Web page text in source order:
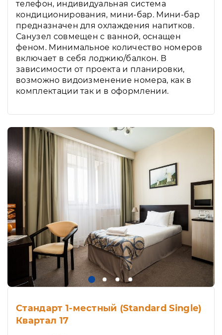
телефон, индивидуальная система
кондиционирования, мини-бар. Мини-бар
предназначен для охлаждения напитков.
Санузел совмещен с ванной, оснащен
феном. Минимальное количество номеров
включает в себя лоджию/балкон. В
зависимости от проекта и планировки,
возможно видоизменение номера, как в
комплектации так и в оформлении.
Стандарт 1-местный (Standard Single)
Квартал 17